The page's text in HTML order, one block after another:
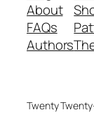
About
FAQs
Authors
Twenty